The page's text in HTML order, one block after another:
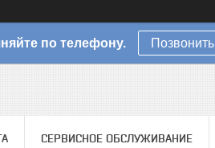
по телефону. Позвонить
СЕРВИСНОЕ ОБСЛУЖИВАНИЕ